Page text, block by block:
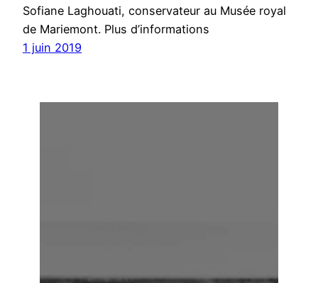
Sofiane Laghouati, conservateur au Musée royal
de Mariemont. Plus d’informations
1 juin 2019